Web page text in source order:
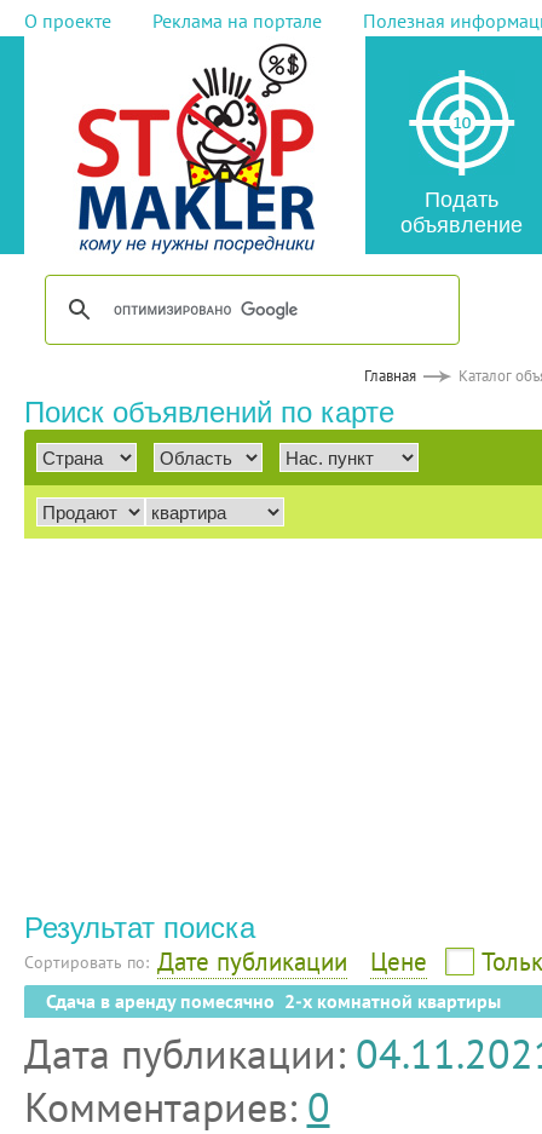
О проекте Реклама на портале Полезная
Подать
объявление
Главная Каталог
Поиск объявлений по карте
Результат поиска
Сортировать по: Дате публикации Цене
Сдача в аренду помесячно 2-х комнатной квартиры
Дата публикации:
Комментариев: 0